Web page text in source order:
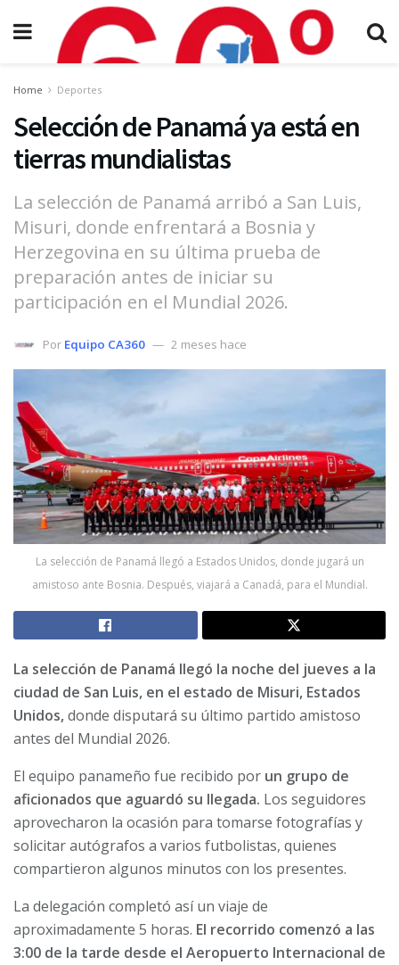
Home Deportes
Selección de Panamá ya está en
tierras mundialistas
La selección de Panamá arribó a San Luis,
Misuri, donde enfrentará a Bosnia y
Herzegovina en su última prueba de
preparación antes de iniciar su
participación en el Mundial 2026.
Por Equipo CA360 2 meses hace
La selección de Panamá llegó a Estados Unidos, donde jugará un
amistoso ante Bosnia. Después, viajará a Canadá, para el Mundial.
La selección de Panamá llegó la noche del jueves a la
ciudad de San Luis, en el estado de Misuri, Estados
Unidos,donde disputará su último partido amistoso
antes del Mundial 2026.
El equipo panameño fue recibido por un grupo de
aficionados que aguardó su llegada. Los seguidores
aprovecharon la ocasión para tomarse fotografías y
solicitar autógrafos a varios futbolistas, quienes
compartieron algunos minutos con los presentes.
La delegación completó así un viaje de
aproximadamente 5 horas. El recorrido comenzó a las
3:00 de la tarde desde el Aeropuerto Internacional de